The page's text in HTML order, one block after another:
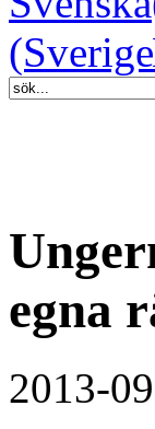
egna
2013-